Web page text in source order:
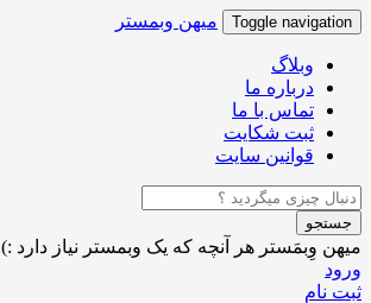
Toggle navigation میهن وبمستر
وبلاگ
درباره ما
تماس با ما
ثبت شکایت
قوانین سایت
جستجو
میهن وِبمَستر هر آنچه که یک وبمستر نیاز دارد :)
ورود
ثبت نام